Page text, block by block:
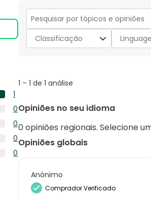
1
1
análise
com
5
estrelas.
0
0
análise
com
4
0
0
análise
com
estrelas.
0
0
análise
estrelas.
0
análise
Secção
para
pesquisar
Classificação
1
to
de
análise
1 – 1 de 1 análise
Opiniões no seu idioma
0 opiniões regionais. Selecione
Opiniões globais
Anónimo
Comprador Verificado